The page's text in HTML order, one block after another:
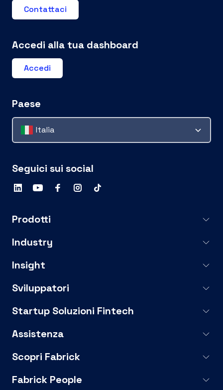
Contattaci
Accedi alla tua dashboard
Accedi
Paese
Italia
Seguici sui social
Prodotti
Industry
Insight
Sviluppatori
Startup Soluzioni Fintech
Assistenza
Scopri Fabrick
Fabrick People